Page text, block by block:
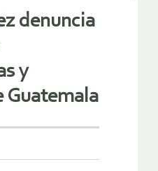
denuncia
y
Guatemala